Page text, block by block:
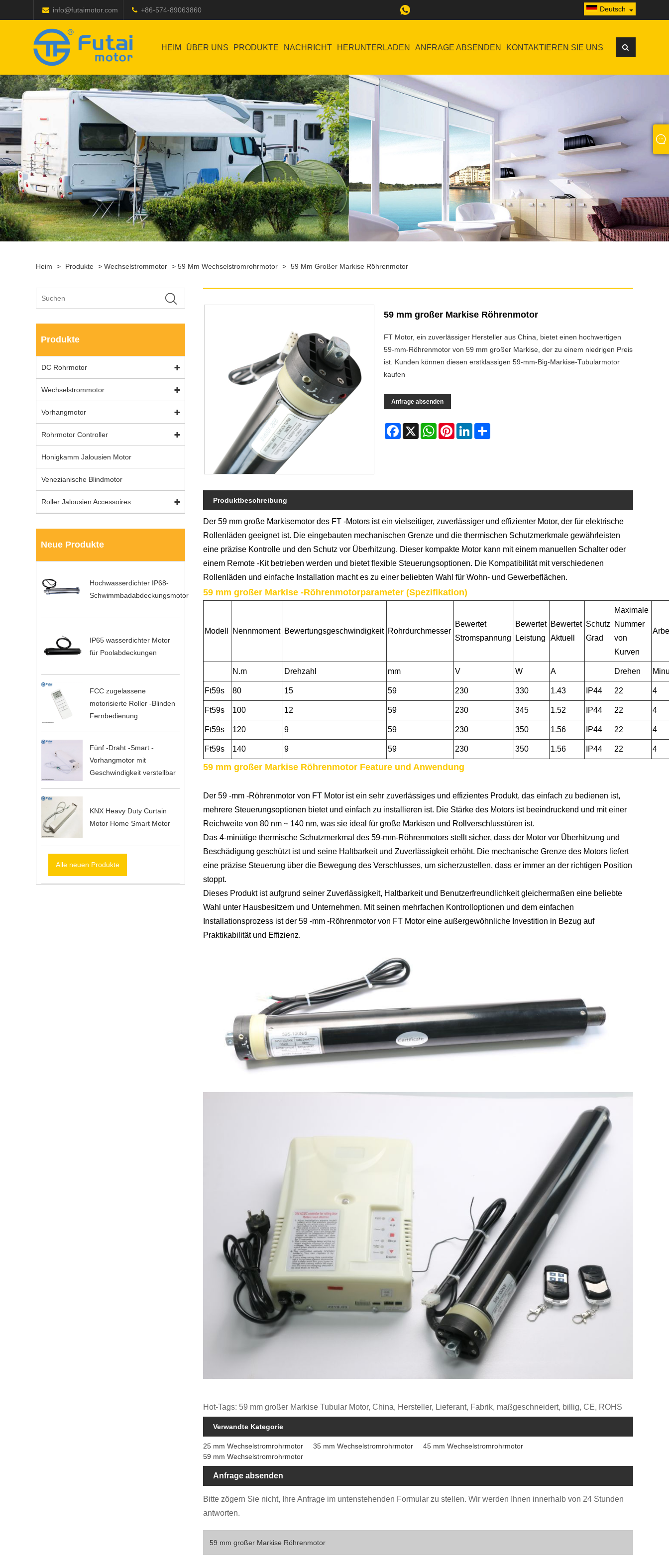
info@futaimotor.com +86-574-89063860 Deutsch
HEIM ÜBER UNS PRODUKTE NACHRICHT HERUNTERLADEN ANFRAGE ABSENDEN KONTAKTIEREN SIE UNS
Heim > Produkte > Wechselstrommotor > 59 Mm Wechselstromrohrmotor > 59 Mm Großer Markise Röhrenmotor
Produkte
DC Rohrmotor
Wechselstrommotor
Vorhangmotor
Rohrmotor Controller
Honigkamm Jalousien Motor
Venezianische Blindmotor
Roller Jalousien Accessoires
Neue Produkte
Hochwasserdichter IP68-
Schwimmbadabdeckungsmotor
IP65 wasserdichter Motor
für Poolabdeckungen
FCC zugelassene
motorisierte Roller -Blinden
Fernbedienung
Fünf -Draht -Smart -
Vorhangmotor mit
Geschwindigkeit verstellbar
KNX Heavy Duty Curtain
Motor Home Smart Motor
Alle neuen Produkte
59 mm großer Markise Röhrenmotor
FT Motor, ein zuverlässiger Hersteller aus China, bietet einen hochwertigen
59-mm-Röhrenmotor von 59 mm großer Markise, der zu einem niedrigen Preis
ist. Kunden können diesen erstklassigen 59-mm-Big-Markise-Tubularmotor
kaufen
Anfrage absenden
Facebook
X WhatsAppPinterestLinkedInShare
Produktbeschreibung
Der 59 mm große Markisemotor des FT -Motors ist ein vielseitiger, zuverlässiger und effizienter Motor, der für elektrische
Rollenläden geeignet ist. Die eingebauten mechanischen Grenze und die thermischen Schutzmerkmale gewährleisten
eine präzise Kontrolle und den Schutz vor Überhitzung. Dieser kompakte Motor kann mit einem manuellen Schalter oder
einem Remote -Kit betrieben werden und bietet flexible Steuerungsoptionen. Die Kompatibilität mit verschiedenen
Rollenläden und einfache Installation macht es zu einer beliebten Wahl für Wohn- und Gewerbeflächen.
59 mm großer Markise -Röhrenmotorparameter (Spezifikation)
Modell Nennmoment Bewertungsgeschwindigkeit Rohrdurchmesser
Bewertet
Stromspannung
Bewertet
Leistung
Bewertet
Aktuell
Schutz
Grad
Maximale
Nummer
von
Kurven
N.m Drehzahl mm V W A Drehen
Ft59s 80 15 59 230 330 1.43 IP44 22 4
Ft59s 100 12 59 230 345 1.52 IP44 22 4
Ft59s 120 9 59 230 350 1.56 IP44 22 4
Ft59s 140 9 59 230 350 1.56 IP44 22 4
59 mm großer Markise Röhrenmotor Feature und Anwendung
Der 59 -mm -Röhrenmotor von FT Motor ist ein sehr zuverlässiges und effizientes Produkt, das einfach zu bedienen ist,
mehrere Steuerungsoptionen bietet und einfach zu installieren ist. Die Stärke des Motors ist beeindruckend und mit einer
Reichweite von 80 nm ~ 140 nm, was sie ideal für große Markisen und Rollverschlusstüren ist.
Das 4-minütige thermische Schutzmerkmal des 59-mm-Röhrenmotors stellt sicher, dass der Motor vor Überhitzung und
Beschädigung geschützt ist und seine Haltbarkeit und Zuverlässigkeit erhöht. Die mechanische Grenze des Motors liefert
eine präzise Steuerung über die Bewegung des Verschlusses, um sicherzustellen, dass er immer an der richtigen Position
stoppt.
Dieses Produkt ist aufgrund seiner Zuverlässigkeit, Haltbarkeit und Benutzerfreundlichkeit gleichermaßen eine beliebte
Wahl unter Hausbesitzern und Unternehmen. Mit seinen mehrfachen Kontrolloptionen und dem einfachen
Installationsprozess ist der 59 -mm -Röhrenmotor von FT Motor eine außergewöhnliche Investition in Bezug auf
Praktikabilität und Effizienz.
Hot-Tags: 59 mm großer Markise Tubular Motor, China, Hersteller, Lieferant, Fabrik, maßgeschneidert, billig, CE, ROHS
Verwandte Kategorie
25 mm Wechselstromrohrmotor 35 mm Wechselstromrohrmotor
45 mm Wechselstromrohrmotor
59 mm Wechselstromrohrmotor
Anfrage absenden
Bitte zögern Sie nicht, Ihre Anfrage im untenstehenden Formular zu stellen. Wir werden Ihnen innerhalb von 24 Stunden
antworten.